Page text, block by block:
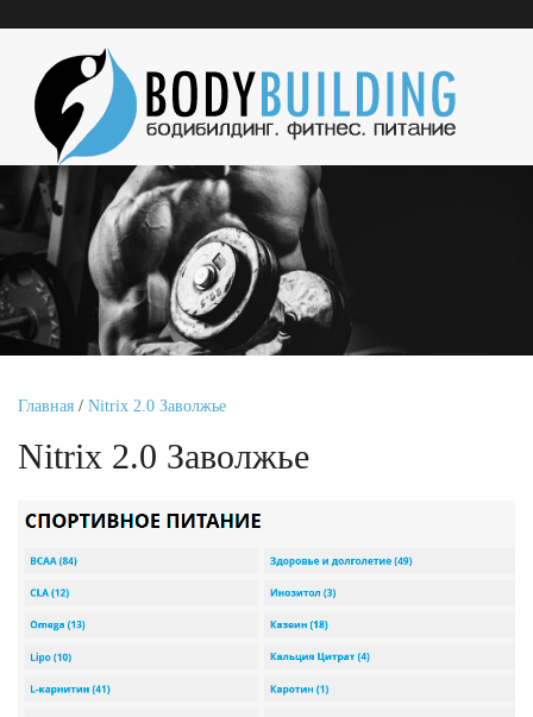
Главная / Nitrix 2.0 Заволжье
Nitrix 2.0 Заволжье